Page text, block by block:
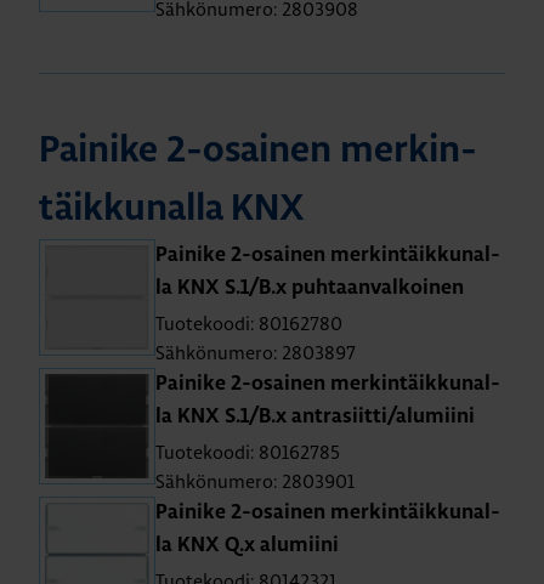
Sähkönumero: 2803908
Pai­ni­ke 2-osai­nen mer­kin­
täik­ku­nal­la KNX
Pai­ni­ke 2-osai­nen mer­kin­täik­ku­nal­
la KNX S.1/B.x puh­taan­val­koi­nen
Tuotekoodi: 80162780
Sähkönumero: 2803897
Pai­ni­ke 2-osai­nen mer­kin­täik­ku­nal­
la KNX S.1/B.x ant­ra­siit­ti/alu­mii­ni
Tuotekoodi: 80162785
Sähkönumero: 2803901
Pai­ni­ke 2-osai­nen mer­kin­täik­ku­nal­
la KNX Q.x alu­mii­ni